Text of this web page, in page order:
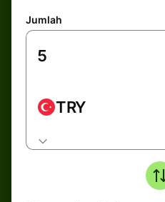
Jumlah
TRY